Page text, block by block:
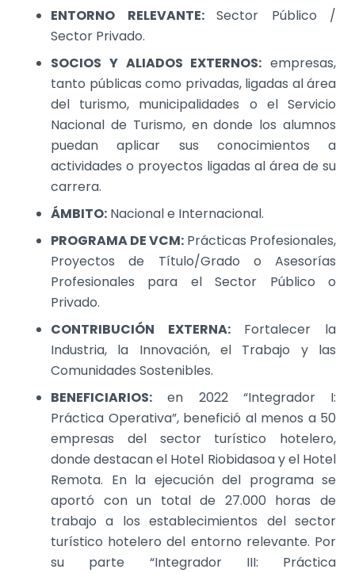
ENTORNO RELEVANTE: Sector Público /
Sector Privado.
SOCIOS Y ALIADOS EXTERNOS: empresas,
tanto públicas como privadas, ligadas al área
del turismo, municipalidades o el Servicio
Nacional de Turismo, en donde los alumnos
puedan aplicar sus conocimientos a
actividades o proyectos ligadas al área de su
carrera.
ÁMBITO: Nacional e Internacional.
PROGRAMA DE VCM: Prácticas Profesionales,
Proyectos de Título/Grado o Asesorías
Profesionales para el Sector Público o
Privado.
CONTRIBUCIÓN EXTERNA:Fortalecer la
Industria, la Innovación, el Trabajo y las
Comunidades Sostenibles.
BENEFICIARIOS: en 2022 “Integrador I:
Práctica Operativa”, benefició al menos a 50
empresas del sector turístico hotelero,
donde destacan el Hotel Riobidasoa y el Hotel
Remota. En la ejecución del programa se
aportó con un total de 27.000 horas de
trabajo a los establecimientos del sector
turístico hotelero del entorno relevante. Por
su parte “Integrador III: Práctica